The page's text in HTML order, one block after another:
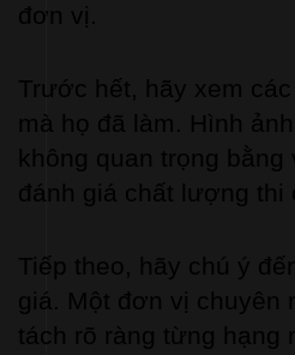
đơn vị.
Trước hết, hãy xem
mà họ đã làm. Hình
không quan trọng bằng
đánh giá chất lượng thi
Tiếp theo, hãy chú ý
giá. Một đơn vị chuyên
tách rõ ràng từng hạng